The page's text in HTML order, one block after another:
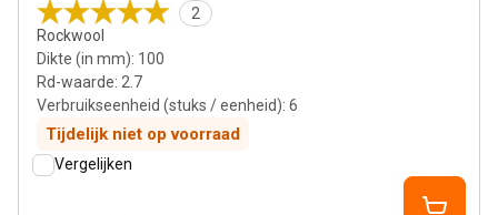
2
Rockwool
Dikte (in mm): 100
Rd-waarde: 2.7
Verbruikseenheid (stuks / eenheid): 6
Tijdelijk niet op voorraad
Vergelijken